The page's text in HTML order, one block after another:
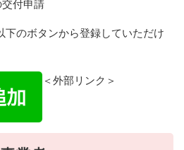
付申請
下のボタンから登録していただけ
＜外部リンク＞